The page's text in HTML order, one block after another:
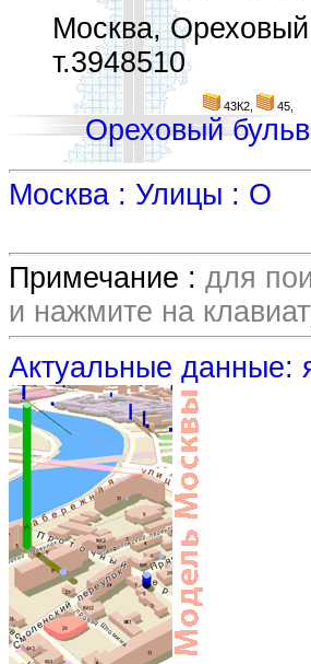
Москва,
т.3948510
43К2, 45,
Ореховый
Москва : Улицы : О
Примечание : для
и нажмите на
Актуальные данные: